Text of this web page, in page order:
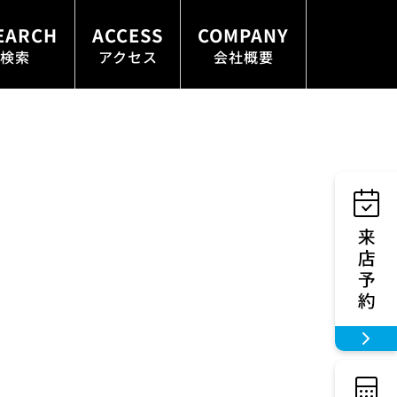
索
ACCESS
アクセス
COMPANY
会社概要